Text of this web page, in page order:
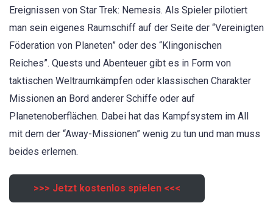
Ereignissen von Star Trek: Nemesis. Als Spieler pilotiert
man sein eigenes Raumschiff auf der Seite der “Vereinigten
Föderation von Planeten” oder des “Klingonischen
Reiches”. Quests und Abenteuer gibt es in Form von
taktischen Weltraumkämpfen oder klassischen Charakter
Missionen an Bord anderer Schiffe oder auf
Planetenoberflächen. Dabei hat das Kampfsystem im All
mit dem der “Away-Missionen” wenig zu tun und man muss
beides erlernen.
>>> Jetzt kostenlos spielen <<<